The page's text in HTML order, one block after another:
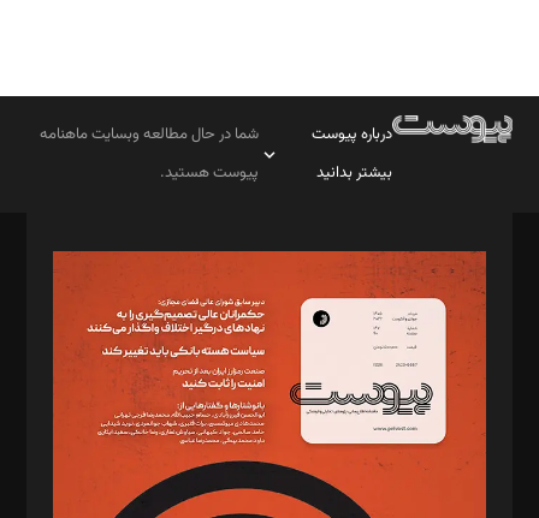
درباره پیوست
بیشتر بدانید
شما در حال مطالعه وبسایت ماهنامه
پیوست هستید.
مدیر مسئول: محمدباقر اثنی‌عشری
سردبیر: مهرک محمودی
دبیر تحریریه: میثم قاسمی
د‌بیر ناداستان: سمانه سمیع
د‌بیر خدمت و تجارت: ابوالفضل رجبی
د‌بیر حقوق فناوری: حسام‌الدین ایپکچی
د‌بیر پیوست جهان: مینا پاکدل
د‌بیر تحریریه آنلاین: بابک نقاش